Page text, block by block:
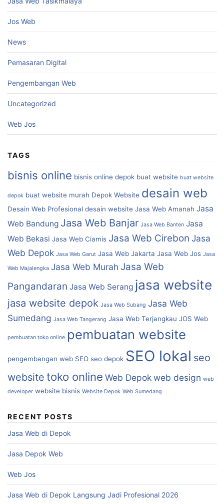
Jos Web
News
Pemasaran Digital
Pengembangan Web
Uncategorized
Web Jos
TAGS
bisnis online bisnis online depok buat website buat website
depok buat website murah Depok Website desain web
Desain Web Profesional desain website Jasa Web Amanah Jasa
Web Bandung Jasa Web Banjar Jasa Web Banten Jasa
Web Bekasi Jasa Web Ciamis Jasa Web Cirebon Jasa
Web Depok Jasa Web Garut Jasa Web Jakarta Jasa Web Jos Jasa
Web Majalengka Jasa Web Murah Jasa Web
Pangandaran Jasa Web Serang jasa website
jasa website depok Jasa Web Subang Jasa Web
Sumedang Jasa Web Tangerang Jasa Web Terjangkau JOS Web
pembuatan toko online pembuatan website
pengembangan web SEO seo depok SEO lokal seo
website toko online Web Depokweb design web
developer website bisnis Website Depok Web Sumedang
RECENT POSTS
Jasa Web di Depok
Jasa Depok Web
Web Jos
Jasa Web di Depok Langsung Jadi Profesional 2026